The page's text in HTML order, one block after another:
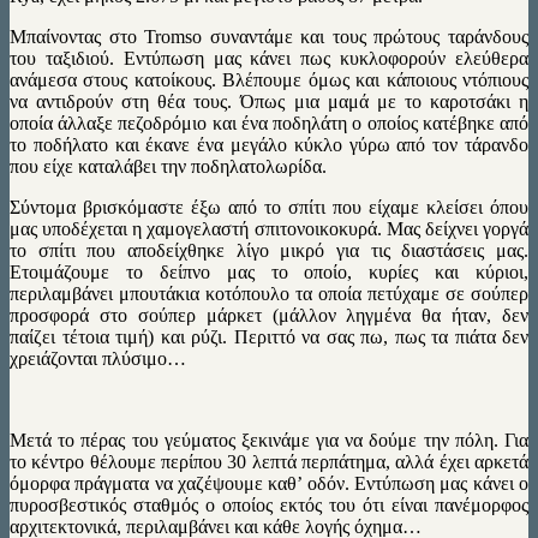
Μπαίνοντας στο Tromso συναντάμε και τους πρώτους ταράνδους
του ταξιδιού. Εντύπωση μας κάνει πως κυκλοφορούν ελεύθερα
ανάμεσα στους κατοίκους. Βλέπουμε όμως και κάποιους ντόπιους
να αντιδρούν στη θέα τους. Όπως μια μαμά με το καροτσάκι η
οποία άλλαξε πεζοδρόμιο και ένα ποδηλάτη ο οποίος κατέβηκε από
το ποδήλατο και έκανε ένα μεγάλο κύκλο γύρω από τον τάρανδο
που είχε καταλάβει την ποδηλατολωρίδα.
Σύντομα βρισκόμαστε έξω από το σπίτι που είχαμε κλείσει όπου
μας υποδέχεται η χαμογελαστή σπιτονοικοκυρά. Μας δείχνει γοργά
το σπίτι που αποδείχθηκε λίγο μικρό για τις διαστάσεις μας.
Ετοιμάζουμε το δείπνο μας το οποίο, κυρίες και κύριοι,
περιλαμβάνει μπουτάκια κοτόπουλο τα οποία πετύχαμε σε σούπερ
προσφορά στο σούπερ μάρκετ (μάλλον ληγμένα θα ήταν, δεν
παίζει τέτοια τιμή) και ρύζι. Περιττό να σας πω, πως τα πιάτα δεν
χρειάζονται πλύσιμο…
Μετά το πέρας του γεύματος ξεκινάμε για να δούμε την πόλη. Για
το κέντρο θέλουμε περίπου 30 λεπτά περπάτημα, αλλά έχει αρκετά
όμορφα πράγματα να χαζέψουμε καθ’ οδόν. Εντύπωση μας κάνει ο
πυροσβεστικός σταθμός ο οποίος εκτός του ότι είναι πανέμορφος
αρχιτεκτονικά, περιλαμβάνει και κάθε λογής όχημα…